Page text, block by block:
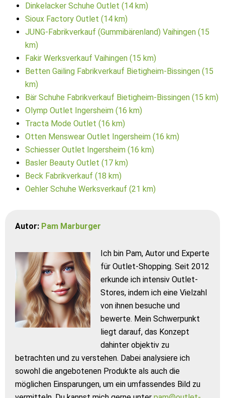
Dinkelacker Schuhe Outlet (14 km)
Sioux Factory Outlet (14 km)
JUNG-Fabrikverkauf (Gummibärenland) Vaihingen (15
km)
Fakir Werksverkauf Vaihingen (15 km)
Betten Gailing Fabrikverkauf Bietigheim-Bissingen (15
km)
Bär Schuhe Fabrikverkauf Bietigheim-Bissingen (15 km)
Olymp Outlet Ingersheim (16 km)
Tracta Mode Outlet (16 km)
Otten Menswear Outlet Ingersheim (16 km)
Schiesser Outlet Ingersheim (16 km)
Basler Beauty Outlet (17 km)
Beck Fabrikverkauf (18 km)
Oehler Schuhe Werksverkauf (21 km)
Autor: Pam Marburger
Ich bin Pam, Autor und Experte
für Outlet-Shopping. Seit 2012
erkunde ich intensiv Outlet-
Stores, indem ich eine Vielzahl
von ihnen besuche und
bewerte. Mein Schwerpunkt
liegt darauf, das Konzept
dahinter objektiv zu
betrachten und zu verstehen. Dabei analysiere ich
sowohl die angebotenen Produkte als auch die
möglichen Einsparungen, um ein umfassendes Bild zu